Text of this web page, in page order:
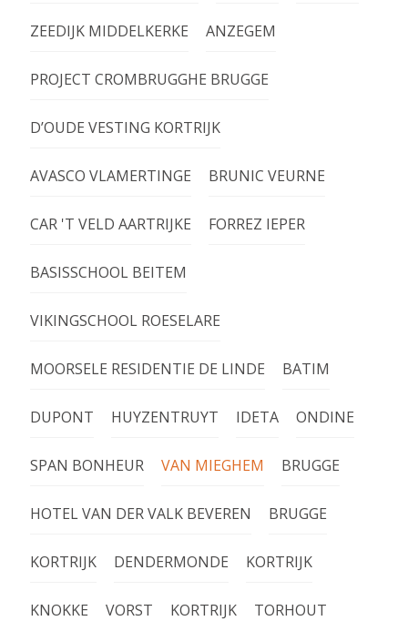
ZEEDIJK MIDDELKERKE ANZEGEM
PROJECT CROMBRUGGHE BRUGGE
D’OUDE VESTING KORTRIJK
AVASCO VLAMERTINGE BRUNIC VEURNE
CAR 'T VELD AARTRIJKE FORREZ IEPER
BASISSCHOOL BEITEM
VIKINGSCHOOL ROESELARE
MOORSELE RESIDENTIE DE LINDE BATIM
DUPONT HUYZENTRUYT IDETA ONDINE
SPAN BONHEUR VAN MIEGHEM BRUGGE
HOTEL VAN DER VALK BEVEREN BRUGGE
KORTRIJK DENDERMONDE KORTRIJK
KNOKKE VORST KORTRIJK TORHOUT